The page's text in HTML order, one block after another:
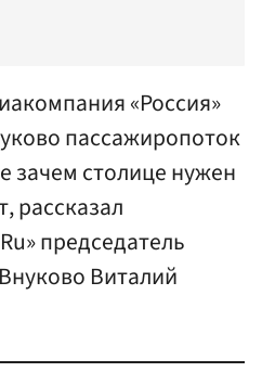
«Россия»
пассажиропоток
зачем столице нужен
рассказал
председатель
Виталий